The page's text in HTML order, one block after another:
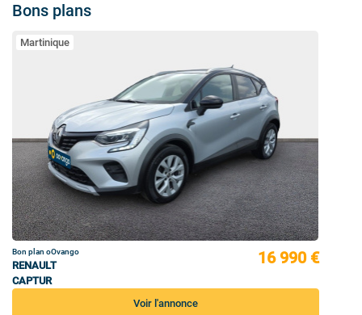
Bons plans
Martinique
Bon plan oOvango
RENAULT
CAPTUR
16 990 €
Voir l'annonce